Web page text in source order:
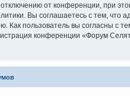
от конференции, при
Вы соглашаетесь с тем,
Как пользователь вы согласны с
конференции «Форум